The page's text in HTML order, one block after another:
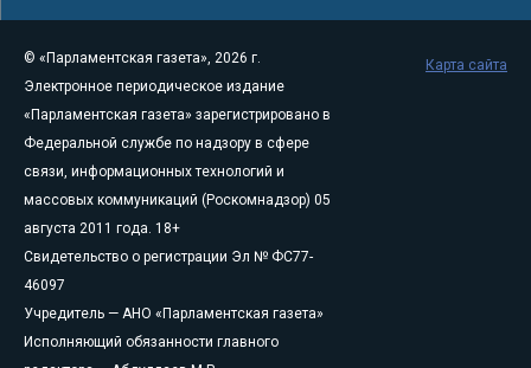
© «Парламентская газета», 2026 г.
Электронное периодическое издание
«Парламентская газета» зарегистрировано в
Федеральной службе по надзору в сфере
связи, информационных технологий и
массовых коммуникаций (Роскомнадзор) 05
августа 2011 года. 18+
Свидетельство о регистрации Эл № ФС77-
46097
Учредитель — АНО «Парламентская газета»
Исполняющий обязанности главного
Карта сайта